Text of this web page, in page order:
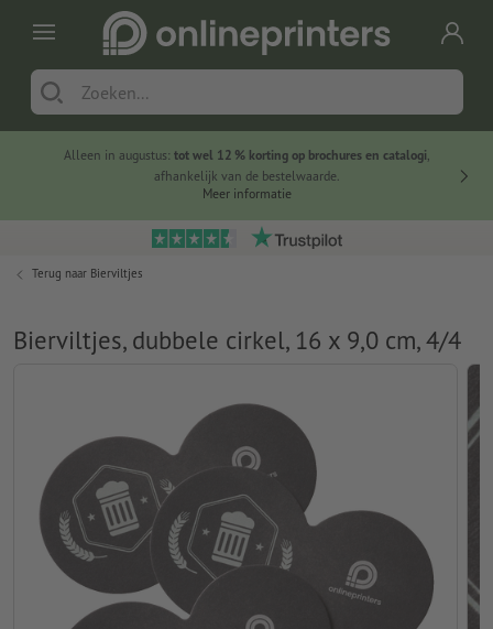
Alleen in augustus: tot wel 12 % korting op brochures en catalogi,
afhankelijk van de bestelwaarde.
Meer informatie
Terug naar Bierviltjes
Bierviltjes, dubbele cirkel, 16 x 9,0 cm, 4/4